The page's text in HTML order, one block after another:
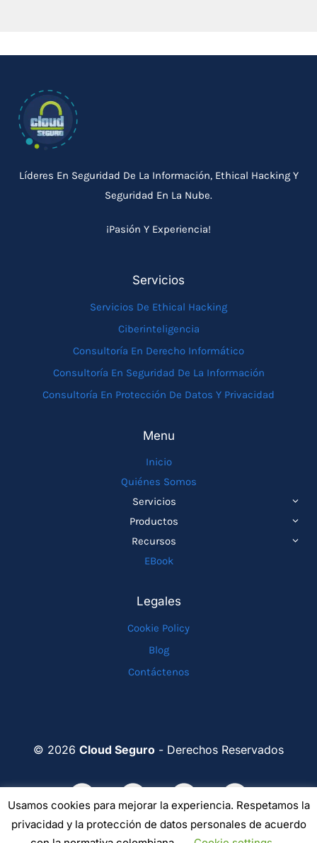
Líderes En Seguridad De La Información, Ethical Hacking Y
Seguridad En La Nube.
¡Pasión Y Experiencia!
Servicios
Servicios De Ethical Hacking
Ciberinteligencia
Consultoría En Derecho Informático
Consultoría En Seguridad De La Información
Consultoría En Protección De Datos Y Privacidad
Menu
Inicio
Quiénes Somos
Servicios
HIJO
Productos
HIJO
Recursos
EBook
Legales
Cookie Policy
Blog
Contáctenos
© 2026 Cloud Seguro - Derechos Reservados
Usamos cookies para mejorar la experiencia. Respetamos la
privacidad y la protección de datos personales de acuerdo